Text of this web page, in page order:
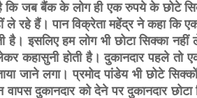
कि जब बैंक के लोग ही एक रुपये के छोटे
रहे हैं। पान विक्रेता महेंद्र ने कहा कि एक
है। इसलिए हम लोग भी छोटा सिक्का
कहासुनी होती है। दुकानदार पहले तो
जाने लगा। प्रमोद पांडेय भी छोटे
वापस दुकानदार को देने पर दुकानदार